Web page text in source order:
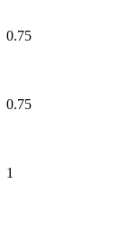
0.75
0.75
1